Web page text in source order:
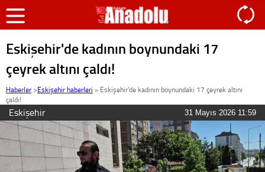
Eskişehir'de kadının boynundaki 17
çeyrek altını çaldı!
Haberler >Eskişehir haberleri » Eskişehir'de kadının boynundaki 17 çeyrek altını
çaldı!
Eskişehir 31 Mayıs 2026 11:59